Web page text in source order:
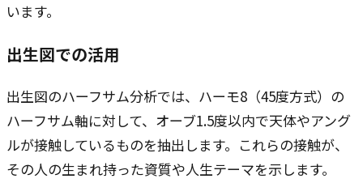
います。
出生図での活用
出生図のハーフサム分析では、ハーモ8（45度方式）の
ハーフサム軸に対して、オーブ1.5度以内で天体やアング
ルが接触しているものを抽出します。これらの接触が、
その人の生まれ持った資質や人生テーマを示します。